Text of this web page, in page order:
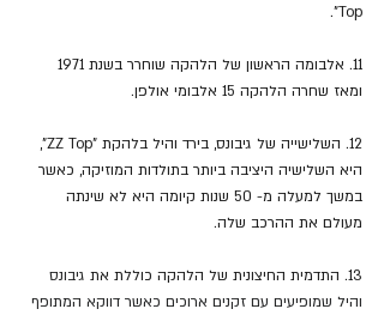
Top".
ומאז שחרה הלהקה 15 אלבומי אולפן.
12. השלישייה של גיבונס, בירד והיל בלהקת "ZZ Top",
היא השלישיה היציבה ביותר בתולדות המוזיקה, כאשר
במשך למעלה מ- 50 שנות קיומה היא לא שינתה
מעולם את ההרכב שלה.
13. התדמית החיצונית של הלהקה כוללת את
גיבונס
והיל שמופיעים עם זקנים ארוכים כאשר דווקא המתופף